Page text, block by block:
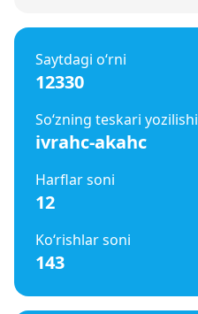
Saytdagi o‘rni
12330
So‘zning teskari yozilishi
ivrahc-akahc
Harflar soni
12
Ko‘rishlar soni
143